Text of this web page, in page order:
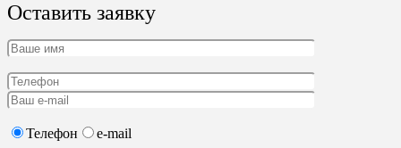
Оставить заявку
Телефон e-mail